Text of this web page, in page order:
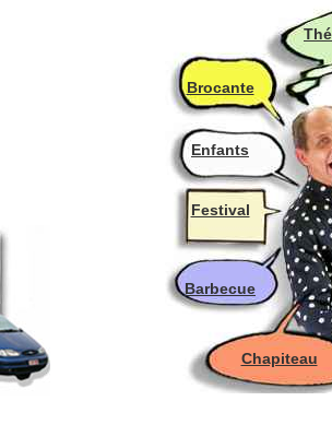
Brocante
Enfants
Festival
Barbecue
Chapiteau